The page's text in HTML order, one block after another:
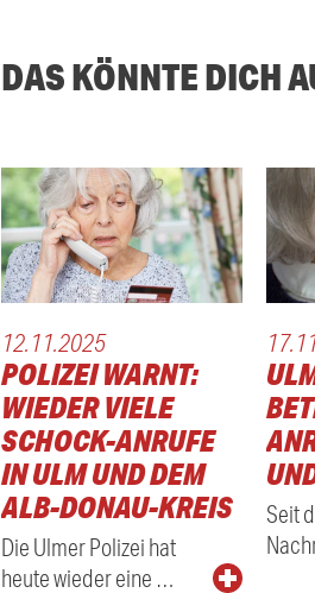
DAS KÖNNTE DICH
12.11.2025
POLIZEI WARNT:
WIEDER VIELE
SCHOCK-ANRUFE
IN ULM UND DEM
ALB-DONAU-KREIS
Die Ulmer Polizei hat
heute wieder eine …
Seit